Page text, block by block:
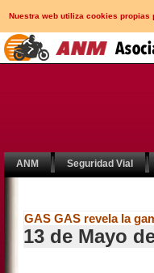
Nuestra web utiliza cookies
ANM Seguridad Vial
GAS GAS revela la
13 de Mayo